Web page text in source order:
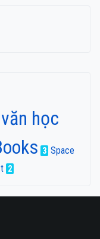
học
3 Space
2